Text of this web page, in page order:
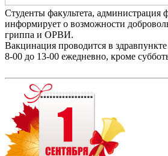
Студенты факультета, администрация
информирует о возможности
гриппа и ОРВИ.
Вакцинация проводится в
8-00 до 13-00 ежедневно, кроме